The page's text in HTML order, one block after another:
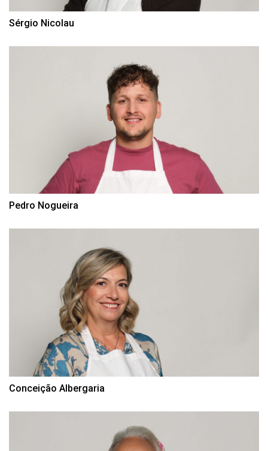
Sérgio Nicolau
Pedro Nogueira
Conceição Albergaria